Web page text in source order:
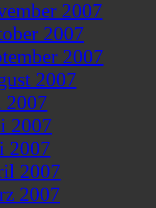
2007
2007
2007
2007
2007
2007
2007
2007
2007